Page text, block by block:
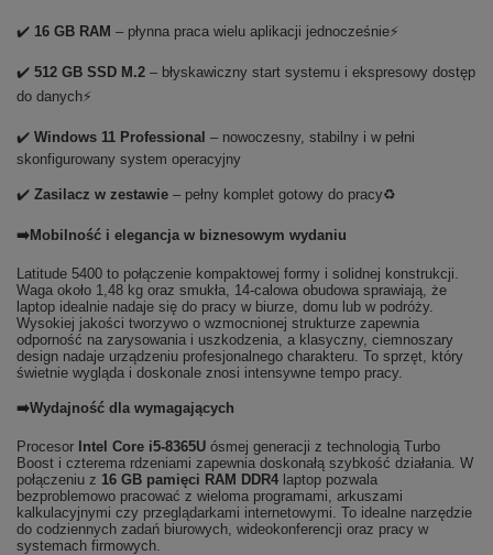
✔️ 16 GB RAM – płynna praca wielu aplikacji jednocześnie⚡
✔️ 512 GB SSD M.2 – błyskawiczny start systemu i ekspresowy dostęp
do danych⚡
✔️ Windows 11 Professional – nowoczesny, stabilny i w pełni
skonfigurowany system operacyjny
✔️ Zasilacz w zestawie – pełny komplet gotowy do pracy♻️
➡️Mobilność i elegancja w biznesowym wydaniu
Latitude 5400 to połączenie kompaktowej formy i solidnej konstrukcji.
Waga około 1,48 kg oraz smukła, 14-calowa obudowa sprawiają, że
laptop idealnie nadaje się do pracy w biurze, domu lub w podróży.
Wysokiej jakości tworzywo o wzmocnionej strukturze zapewnia
odporność na zarysowania i uszkodzenia, a klasyczny, ciemnoszary
design nadaje urządzeniu profesjonalnego charakteru. To sprzęt, który
świetnie wygląda i doskonale znosi intensywne tempo pracy.
➡️Wydajność dla wymagających
Procesor Intel Core i5-8365U ósmej generacji z technologią Turbo
Boost i czterema rdzeniami zapewnia doskonałą szybkość działania. W
połączeniu z 16 GB pamięci RAM DDR4 laptop pozwala
bezproblemowo pracować z wieloma programami, arkuszami
kalkulacyjnymi czy przeglądarkami internetowymi. To idealne narzędzie
do codziennych zadań biurowych, wideokonferencji oraz pracy w
systemach firmowych.